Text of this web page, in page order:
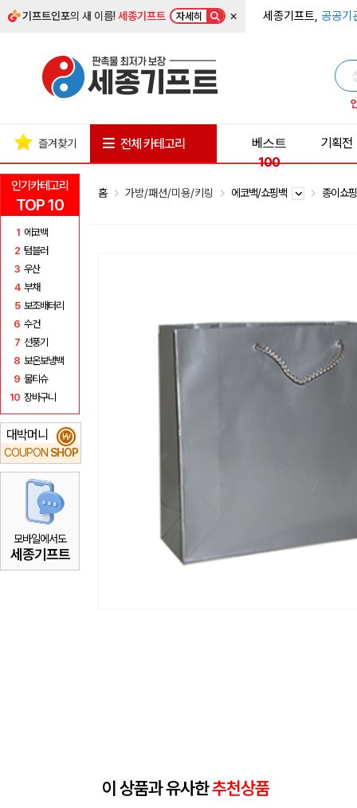
기프트인포의 새 이름!세종기프트 자세히 × 세종기프트, 공공기
인기카테고리
TOP 10
1 에코백
2 텀블러
3 우산
4 부채
5 보조배터리
6 수건
7 선풍기
8 보온보냉백
9 물티슈
10 장바구니
대박머니
COUPON SHOP
₩
모바일에서도
세종기프트
즐겨찾기 전체 카테고리
베스트
100
기획전
홈 가방/패션/미용/키링 에코백/쇼핑백 종이쇼
이 상품과 유사한추천상품